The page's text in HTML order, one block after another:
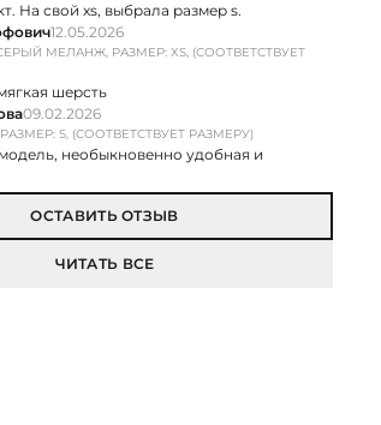
На свой xs, выбрала размер s.
12.05.2026
МЕЛАНЖ, РАЗМЕР: XS, (СООТВЕТСТВУЕТ
шерсть
09.02.2026
S, (СООТВЕТСТВУЕТ РАЗМЕРУ)
необыкновенно удобная и
ОСТАВИТЬ ОТЗЫВ
ЧИТАТЬ ВСЕ